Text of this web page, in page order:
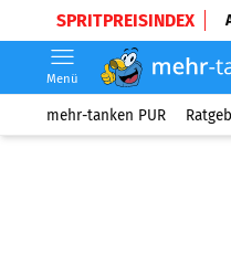
SPRITPREISINDEX
Menü
mehr-tanken PUR